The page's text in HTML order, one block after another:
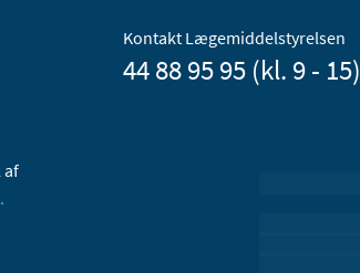
af
Kontakt Lægemiddelstyrelsen
44 88 95 95 (kl. 9 - 15)